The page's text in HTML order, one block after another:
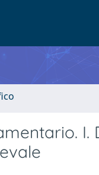
I.